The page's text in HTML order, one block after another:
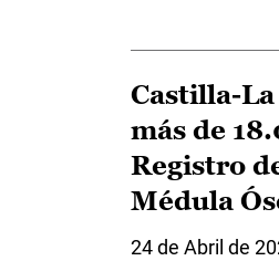
Castilla-
más de
Registro
Médula
24 de Abril de